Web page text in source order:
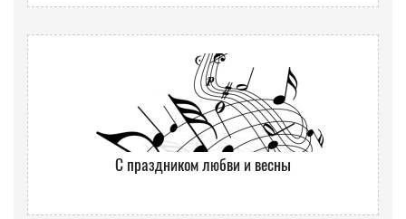
С праздником любви и весны